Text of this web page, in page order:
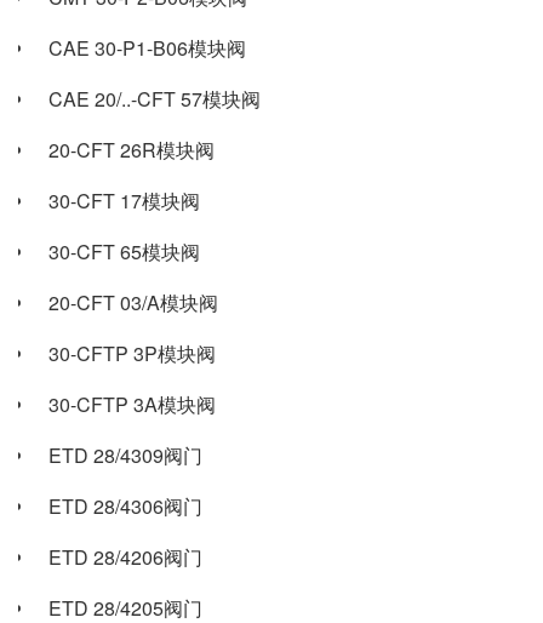
CAE 30-P1-B06模块阀
CAE 20/..-CFT 57模块阀
20-CFT 26R模块阀
30-CFT 17模块阀
30-CFT 65模块阀
20-CFT 03/A模块阀
30-CFTP 3P模块阀
30-CFTP 3A模块阀
ETD 28/4309阀门
ETD 28/4306阀门
ETD 28/4206阀门
ETD 28/4205阀门